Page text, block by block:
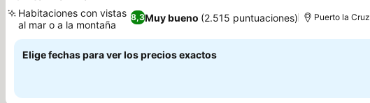
5 Estrellas
8,3Muy bueno (2.515 puntuaciones)
Habitaciones con vistas
al mar o a la montaña
Puerto la Cruz
Elige fechas para ver los precios exactos